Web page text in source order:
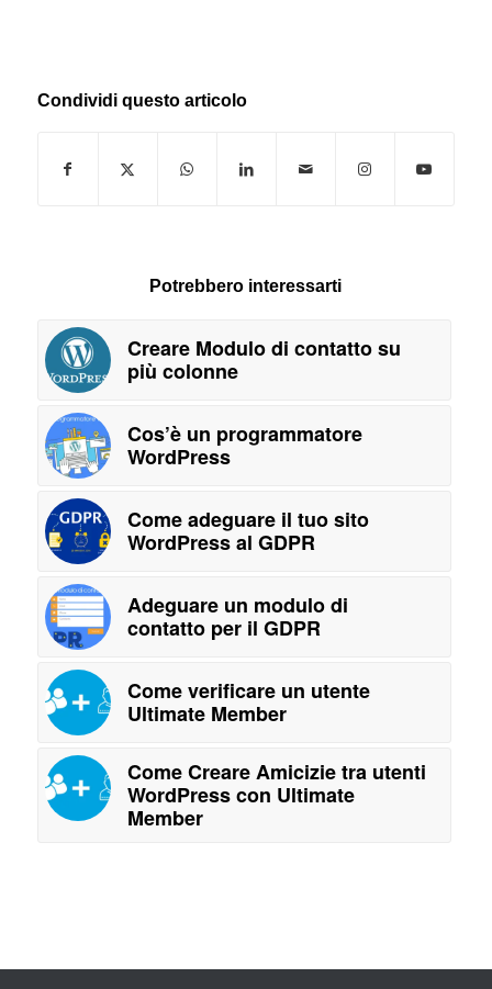
Condividi questo articolo
Potrebbero interessarti
Creare Modulo di contatto su
più colonne
Cos’è un programmatore
WordPress
Come adeguare il tuo sito
WordPress al GDPR
Adeguare un modulo di
contatto per il GDPR
Come verificare un utente
Ultimate Member
Come Creare Amicizie tra utenti
WordPress con Ultimate
Member